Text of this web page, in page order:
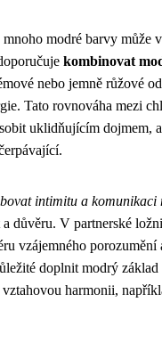
mnoho modré barvy může
kombinovat
nebo jemně růžové
Tato rovnováha mezi
uklidňujícím dojmem,
intimitu a komunikaci
důvěru. V partnerské
vzájemného porozumění
doplnit modrý
harmonii,